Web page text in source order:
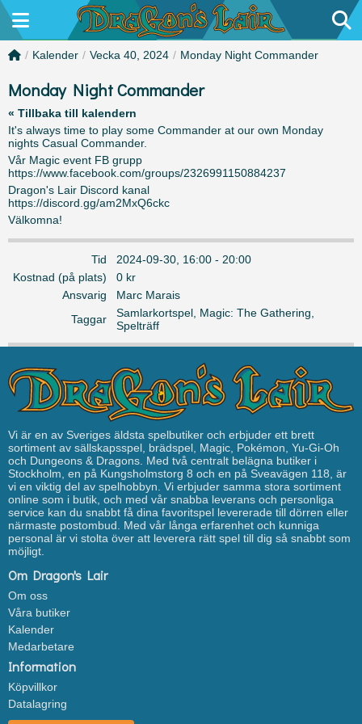
/ Kalender / Vecka 40, 2024 / Monday Night Commander
Monday Night Commander
« Tillbaka till kalendern
It's always time to play some Commander at our own Monday
nights Casual Commander.
Vår Magic event FB grupp
https://www.facebook.com/groups/2326991150884237
Dragon's Lair Discord kanal
https://discord.gg/am2MxQ6ckc
Välkomna!
Tid
2024-09-30, 16:00 - 20:00
Kostnad (på plats)
0 kr
Ansvarig
Marc Marais
Taggar
Samlarkortspel Magic: The Gathering
Spelträff
Vi är en av Sveriges äldsta spelbutiker och erbjuder ett brett
sortiment av sällskapsspel, brädspel, Magic, Pokémon, Yu-Gi-Oh
och Dungeons & Dragons. Med två centralt belägna butiker i
Stockholm, en på Kungsholmstorg 8 och en på Sveavägen 118, är
vi en viktig del av spelhobbyn. Vi erbjuder samma stora sortiment
online som i butik, och med vår snabba leverans och personliga
service kan du snabbt få dina favoritspel levererade till dörren eller
närmaste postombud. Med vår långa erfarenhet och kunniga
personal är vi stolta över att leverera rätt spel till dig så snabbt som
möjligt.
Om Dragon's Lair
Om oss
Våra butiker
Kalender
Medarbetare
Information
Köpvillkor
Datalagring